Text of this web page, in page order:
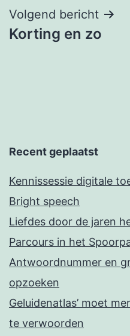
Volgend bericht
Korting en zo
Recent geplaatst
Kennissessie digitale
Bright speech
Liefdes door de jaren
Parcours in het
Antwoordnummer en
opzoeken
Geluidenatlas’ moet
te verwoorden